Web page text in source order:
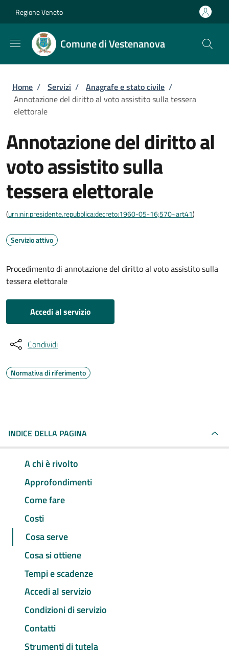
Regione Veneto
Comune di Vestenanova
Briciole di pane
Home / Servizi / Anagrafe e stato civile /
Annotazione del diritto al voto assistito sulla tessera
elettorale
Annotazione del diritto al
voto assistito sulla
tessera elettorale
(urn:nir:presidente.repubblica:decreto:1960-05-16;570~art41)
Servizio attivo
Procedimento di annotazione del diritto al voto assistito sulla
tessera elettorale
Accedi al servizio
Condividi
Normativa di riferimento
INDICE DELLA PAGINA
A chi è rivolto
Approfondimenti
Come fare
Costi
Cosa serve
Cosa si ottiene
Tempi e scadenze
Accedi al servizio
Condizioni di servizio
Contatti
Strumenti di tutela